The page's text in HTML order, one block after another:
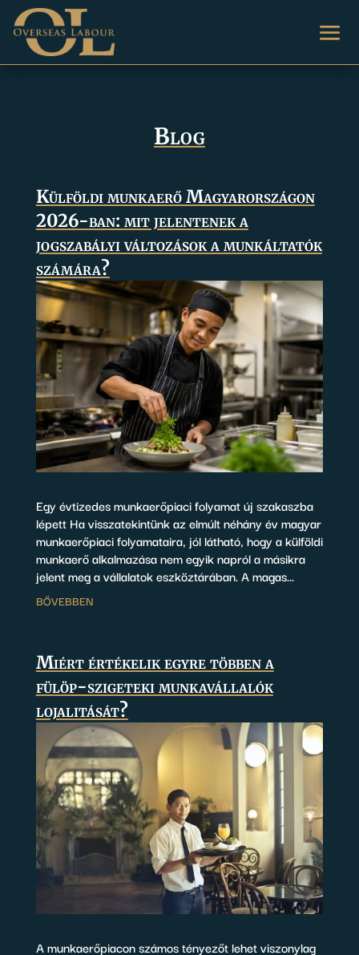
Blog
Külföldi munkaerő Magyarországon
2026-ban: mit jelentenek a
jogszabályi változások a munkáltatók
számára?
Egy évtizedes munkaerőpiaci folyamat új szakaszba
lépett Ha visszatekintünk az elmúlt néhány év magyar
munkaerőpiaci folyamataira, jól látható, hogy a külföldi
munkaerő alkalmazása nem egyik napról a másikra
jelent meg a vállalatok eszköztárában. A magas...
BŐVEBBEN
Miért értékelik egyre többen a
fülöp-szigeteki munkavállalók
lojalitását?
A munkaerőpiacon számos tényezőt lehet viszonylag